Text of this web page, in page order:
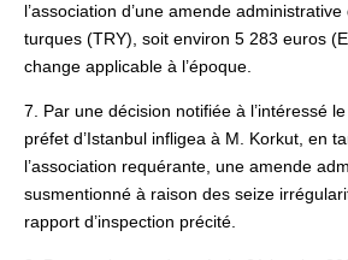
l’association d’une amende
turques (TRY), soit environ 5 283 euros
change applicable à l’époque.
7. Par une décision notifiée à l’intéressé
préfet d’Istanbul infligea à M. Korkut, en
l’association requérante, une amende
susmentionné à raison des seize
rapport d’inspection précité.